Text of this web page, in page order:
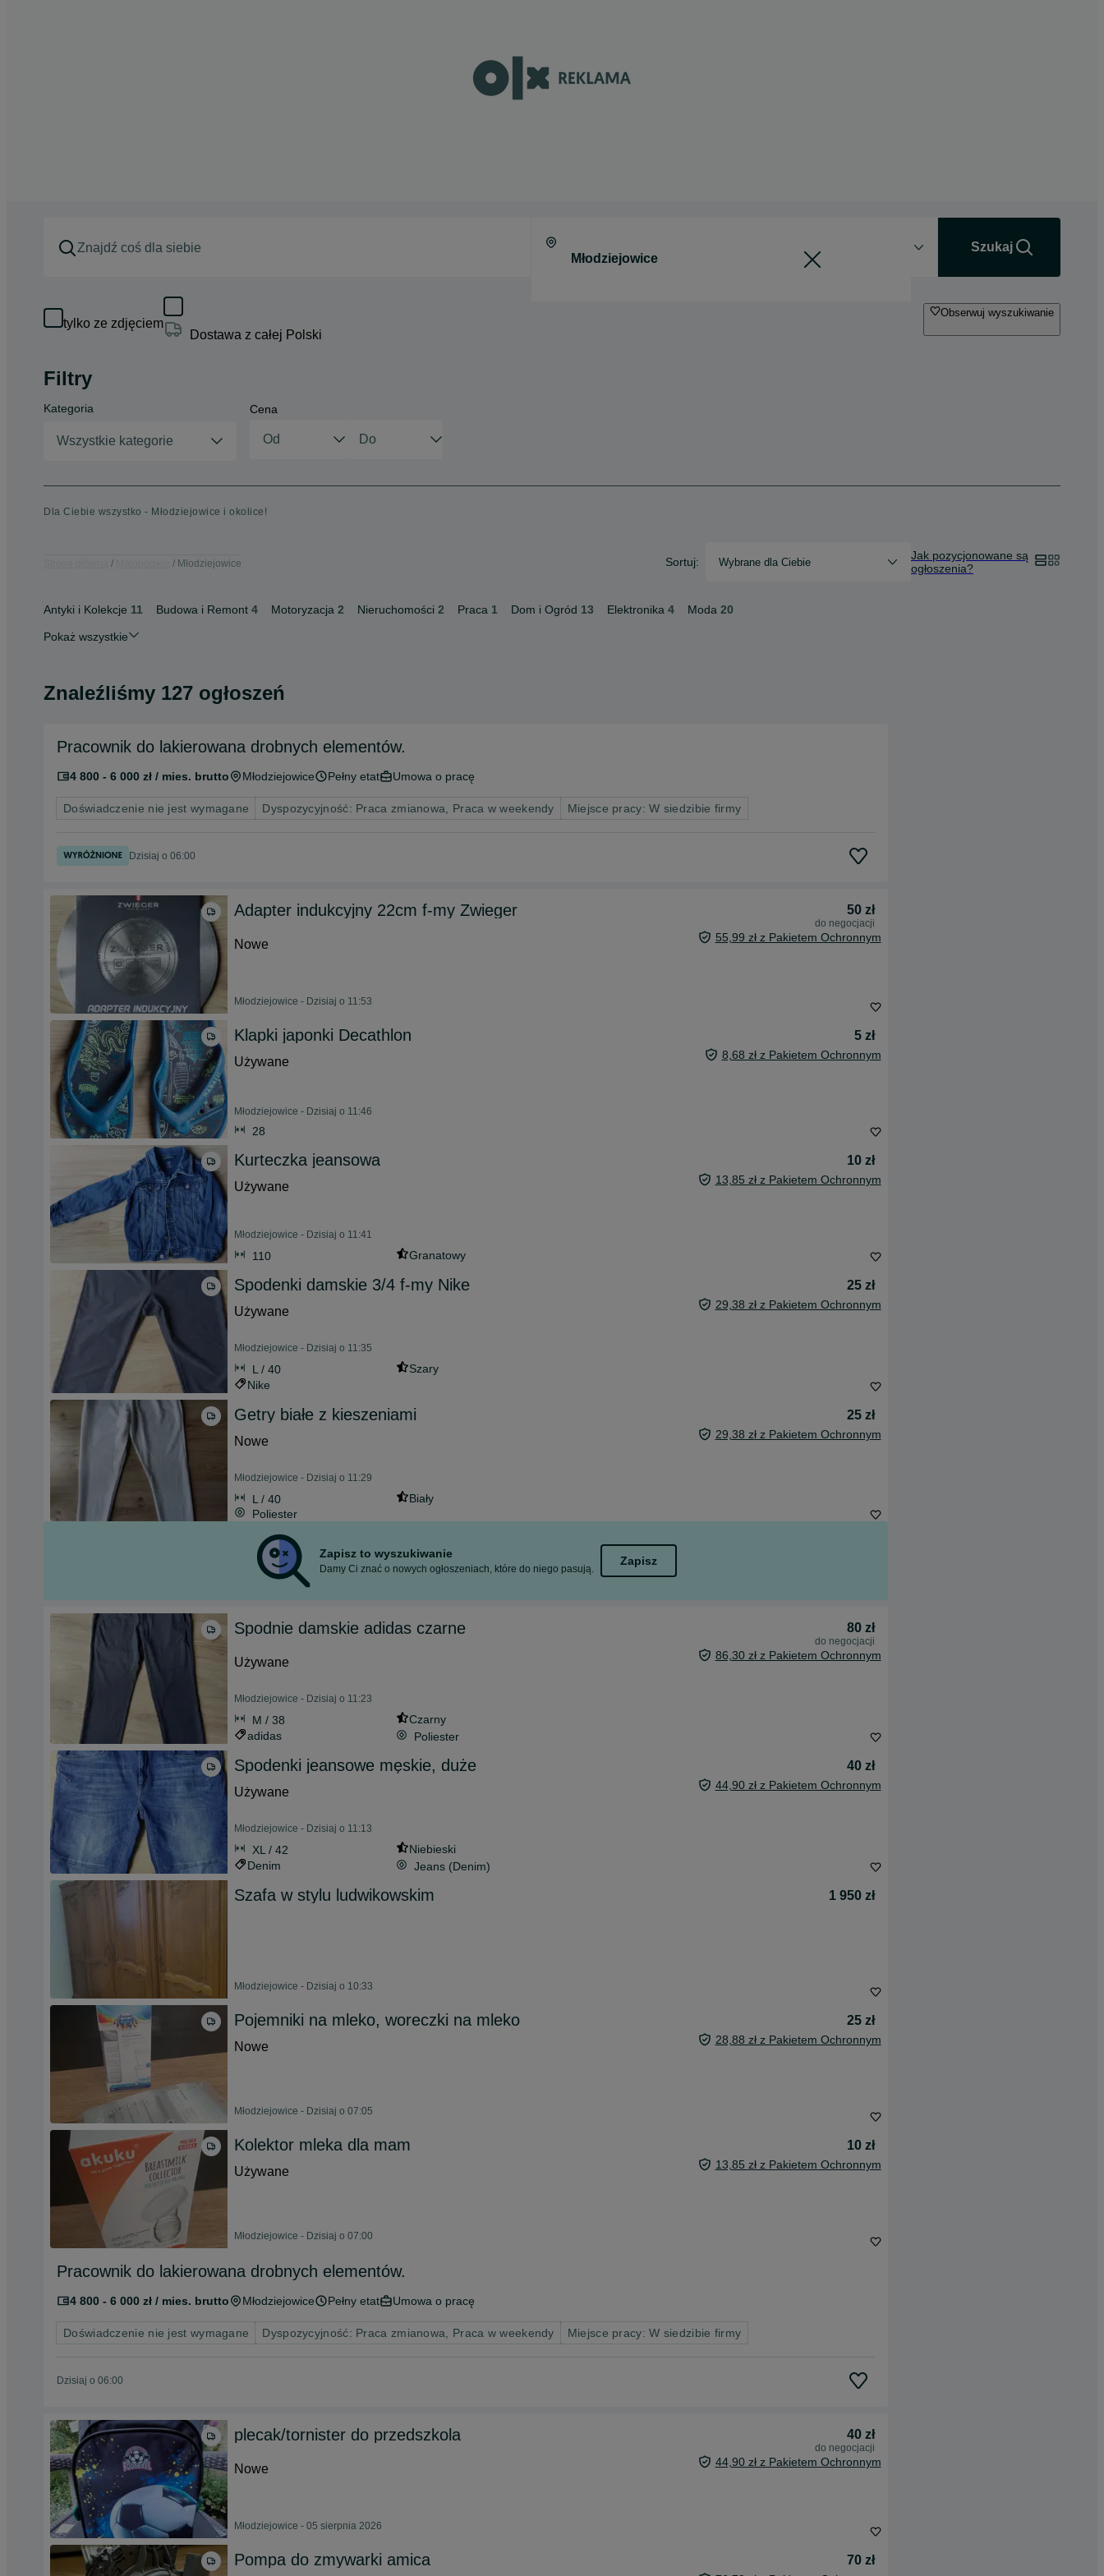
Szukaj
tylko ze zdjęciem
Dostawa z całej Polski
Obserwuj wyszukiwanie
Filtry
Kategoria
Wszystkie kategorie
Cena
Dla Ciebie wszystko - Młodziejowice i okolice!
Młodziejowice Sortuj: Wybrane dla Ciebie
Jak pozycjonowane są
ogłoszenia?
Antyki i Kolekcje 11 Budowa i Remont 4 Motoryzacja 2 Nieruchomości 2 Praca 1 Dom i Ogród 13 Elektronika 4 Moda 20
Pokaż wszystkie
Znaleźliśmy 127 ogłoszeń
Pracownik do lakierowana drobnych elementów.
4 800 - 6 000 zł / mies. brutto Młodziejowice Pełny etat Umowa o pracę
Doświadczenie nie jest wymagane Dyspozycyjność: Praca zmianowa, Praca w weekendy Miejsce pracy: W siedzibie firmy
Dzisiaj o 06:00
Adapter indukcyjny 22cm f-my Zwieger 50 zł
do negocjacji
Nowe 55,99 zł z Pakietem Ochronnym
Młodziejowice - Dzisiaj o 11:53
Klapki japonki Decathlon
5 zł
Używane
8,68 zł z Pakietem Ochronnym
Młodziejowice - Dzisiaj o 11:46
28
Kurteczka jeansowa
10 zł
Używane
13,85 zł z Pakietem Ochronnym
Młodziejowice - Dzisiaj o 11:41
110 Granatowy
Spodenki damskie 3/4 f-my Nike
25 zł
Używane
29,38 zł z Pakietem Ochronnym
Młodziejowice - Dzisiaj o 11:35
L / 40
Szary
Nike
Getry białe z kieszeniami
25 zł
Nowe
29,38 zł z Pakietem Ochronnym
Młodziejowice - Dzisiaj o 11:29
L / 40
Biały
Poliester
Zapisz to wyszukiwanie
Damy Ci znać o nowych ogłoszeniach, które do niego pasują.
Zapisz
Spodnie damskie adidas czarne 80 zł
do negocjacji
Używane 86,30 zł z Pakietem Ochronnym
Młodziejowice - Dzisiaj o 11:23
M / 38
Czarny
adidas
Poliester
Spodenki jeansowe męskie, duże
40 zł
Używane
44,90 zł z Pakietem Ochronnym
Młodziejowice - Dzisiaj o 11:13
XL / 42
Niebieski
Denim
Jeans (Denim)
Szafa w stylu ludwikowskim 1 950 zł
Młodziejowice - Dzisiaj o 10:33
Pojemniki na mleko, woreczki na mleko
25 zł
Nowe
28,88 zł z Pakietem Ochronnym
Młodziejowice - Dzisiaj o 07:05
Kolektor mleka dla mam
10 zł
Używane
13,85 zł z Pakietem Ochronnym
Młodziejowice - Dzisiaj o 07:00
Pracownik do lakierowana drobnych elementów.
4 800 - 6 000 zł / mies. brutto Młodziejowice Pełny etat Umowa o pracę
Doświadczenie nie jest wymagane Dyspozycyjność: Praca zmianowa, Praca w weekendy Miejsce pracy: W siedzibie firmy
Dzisiaj o 06:00
plecak/tornister do przedszkola 40 zł
do negocjacji
Nowe 44,90 zł z Pakietem Ochronnym
Młodziejowice - 05 sierpnia 2026
Pompa do zmywarki amica 70 zł